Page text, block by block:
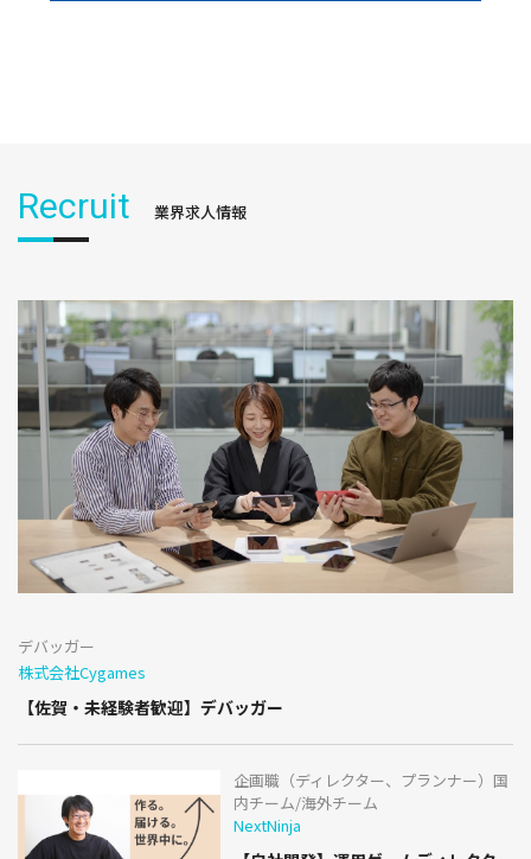
Recruit 業界求人情報
デバッガー
株式会社Cygames
【佐賀・未経験者歓迎】デバッガー
企画職（ディレクター、プランナー）国
内チーム/海外チーム
NextNinja